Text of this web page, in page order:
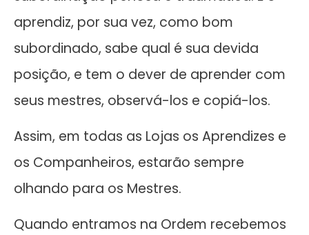
aprendiz, por sua vez, como bom
subordinado, sabe qual é sua devida
posição, e tem o dever de aprender com
seus mestres, observá-los e copiá-los.
Assim, em todas as Lojas os Aprendizes e
os Companheiros, estarão sempre
olhando para os Mestres.
Quando entramos na Ordem recebemos